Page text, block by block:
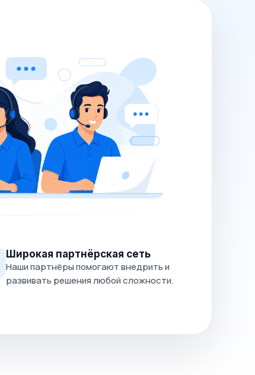
Широкая партнёрская сеть
Наши партнёры помогают внедрить и
развивать решения любой сложности.